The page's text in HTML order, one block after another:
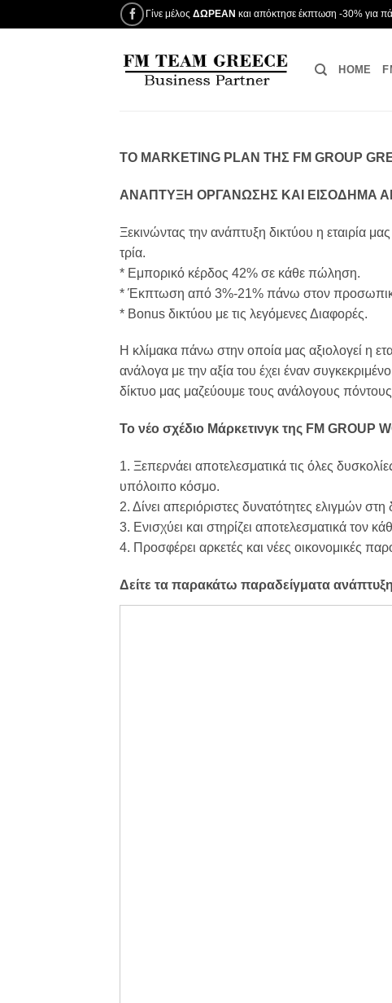
στο
Γίνε μέλος ΔΩΡΕΑΝ και απόκτησε έκπτωση -30% για
HOME
ΤΟ MARKETING PLAN ΤΗΣ FM GROUP
ΑΝΑΠΤΥΞΗ ΟΡΓΑΝΩΣΗΣ ΚΑΙ ΕΙΣΟΔΗΜΑ
Ξεκινώντας την ανάπτυξη δικτύου η εταιρία
τρία.
* Εμπορικό κέρδος 42% σε κάθε πώληση.
* Έκπτωση από 3%-21% πάνω στον προσωπικό
* Bonus δικτύου με τις λεγόμενες Διαφορές.
Η κλίμακα πάνω στην οποία μας αξιολογεί η
ανάλογα με την αξία του έχει έναν
δίκτυο μας μαζεύουμε τους ανάλογους
Το νέο σχέδιο Μάρκετινγκ της FM GROUP
1. Ξεπερνάει αποτελεσματικά τις όλες
υπόλοιπο κόσμο.
2. Δίνει απεριόριστες δυνατότητες ελιγμών στη
3. Ενισχύει και στηρίζει αποτελεσματικά τον
4. Προσφέρει αρκετές και νέες οικονομικές
Δείτε τα παρακάτω παραδείγματα